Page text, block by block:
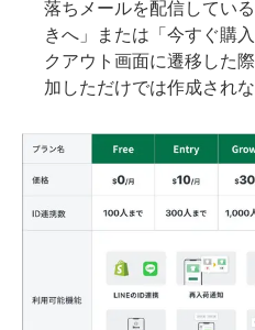
落ちメールを配信してい
きへ」または「今すぐ購
クアウト画面に遷移した
加しただけでは作成されな